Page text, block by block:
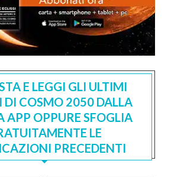
E LEGGI GLI ULTIMI
DI COSMO 2050 DALLA
APP OPPURE SFOGLIA
LE
PRECEDENTI